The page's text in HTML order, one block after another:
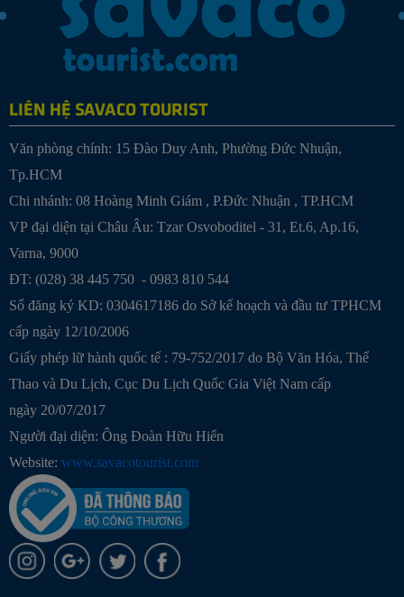
LIÊN HỆ SAVACO TOURIST
Văn phòng chính: 15 Đào Duy Anh, Phường Đức Nhuận,
Tp.HCM
Chi nhánh: 08 Hoàng Minh Giám , P.Đức Nhuận , TP.HCM
VP đại diện tại Châu Âu: Tzar Osvoboditel - 31, Et.6, Ap.16,
Varna, 9000
ĐT: (028) 38 445 750 - 0983 810 544
Số đăng ký KD: 0304617186 do Sở kế hoạch và đầu tư TPHCM
cấp ngày 12/10/2006
Giấy phép lữ hành quốc tế : 79-752/2017 do Bộ Văn Hóa, Thể
Thao và Du Lịch, Cục Du Lịch Quốc Gia Việt Nam cấp
ngày 20/07/2017
Người đại diện: Ông Đoàn Hữu Hiển
Website: www.savacotourist.com